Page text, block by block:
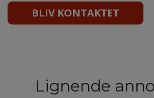
BLIV KONTAKTET
Lignende